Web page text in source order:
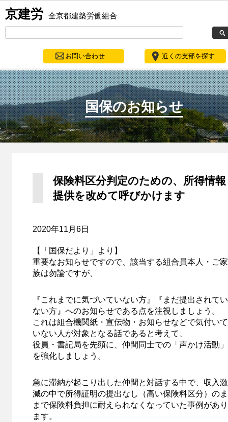
京建労 全京都建築労働組合
お問い合わせ 近くの支部を探す
国保のお知らせ
保険料区分判定のための、所得情報
提供を改めて呼びかけます
2020年11月6日
【「国保だより」より】
重要なお知らせですので、該当する組合員本人・ご家
族は勿論ですが、
『これまでに気づいていない方』『まだ提出されてい
ない方』へのお知らせである点を注視しましょう。
これは組合機関紙・宣伝物・お知らせなどで気付いて
いない人が対象となる話であると考えて、
役員・書記局を先頭に、仲間同士での「声かけ活動」
を強化しましょう。
急に滞納が起こり出した仲間と対話する中で、収入激
減の中で所得証明の提出なし（高い保険料区分）のま
まで保険料負担に耐えられなくなっていた事例があり
ます。